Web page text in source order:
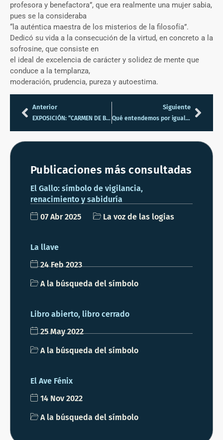
profesora y benefactora”, que era realmente una mujer sabia,
pues se la consideraba
“la auténtica maestra de los misterios de la filosofía”.
Dedicó su vida a la consecución de la virtud, en concreto a la
sofrosine, que consiste en
el ideal de excelencia de carácter y solidez de mente que
conduce a la templanza,
moderación, prudencia, pureza y autoestima.
Anterior
EXPOSICIÓN: “CARMEN DE BURGOS COLOMBINE (1867-1932). LA MODERNIZACIÓN DE ESPAÑA”
Siguiente
Qué entendemos por igualdad de género
Publicaciones más consultadas
El Gallo: símbolo de vigilancia,
renacimiento y sabiduría
07 Abr 2025
La voz de las logias
La llave
24 Feb 2023
A la búsqueda del símbolo
Libro abierto, libro cerrado
25 May 2022
A la búsqueda del símbolo
El Ave Fénix
14 Nov 2022
A la búsqueda del símbolo